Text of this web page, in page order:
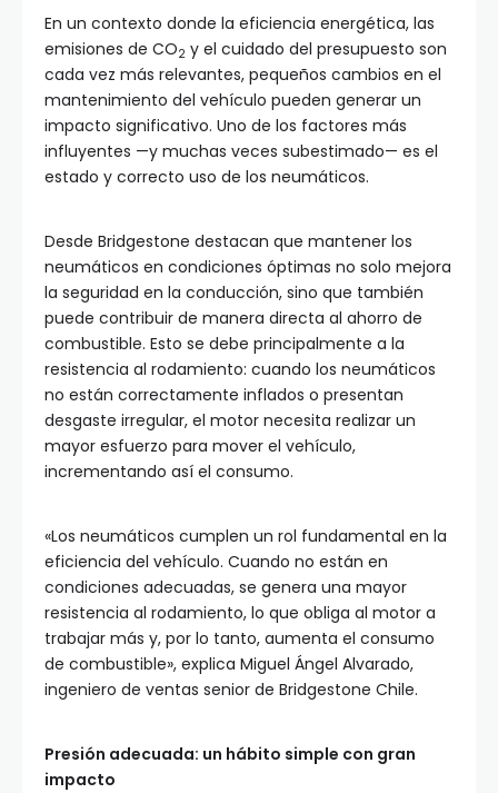
En un contexto donde la eficiencia energética, las
emisiones de CO2 y el cuidado del presupuesto son
cada vez más relevantes, pequeños cambios en el
mantenimiento del vehículo pueden generar un
impacto significativo. Uno de los factores más
influyentes —y muchas veces subestimado— es el
estado y correcto uso de los neumáticos.
Desde Bridgestone destacan que mantener los
neumáticos en condiciones óptimas no solo mejora
la seguridad en la conducción, sino que también
puede contribuir de manera directa al ahorro de
combustible. Esto se debe principalmente a la
resistencia al rodamiento: cuando los neumáticos
no están correctamente inflados o presentan
desgaste irregular, el motor necesita realizar un
mayor esfuerzo para mover el vehículo,
incrementando así el consumo.
«Los neumáticos cumplen un rol fundamental en la
eficiencia del vehículo. Cuando no están en
condiciones adecuadas, se genera una mayor
resistencia al rodamiento, lo que obliga al motor a
trabajar más y, por lo tanto, aumenta el consumo
de combustible», explica Miguel Ángel Alvarado,
ingeniero de ventas senior de Bridgestone Chile.
Presión adecuada: un hábito simple con gran
impacto